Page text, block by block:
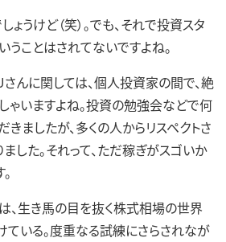
ょうけど（笑）。でも、それで投資スタ
うことはされてないですよね。
んに関しては、個人投資家の間で、絶
ゃいますよね。投資の勉強会などで何
ましたが、多くの人からリスペクトさ
した。それって、ただ稼ぎがスゴいか
生き馬の目を抜く株式相場の世界
ている。度重なる試練にさらされなが